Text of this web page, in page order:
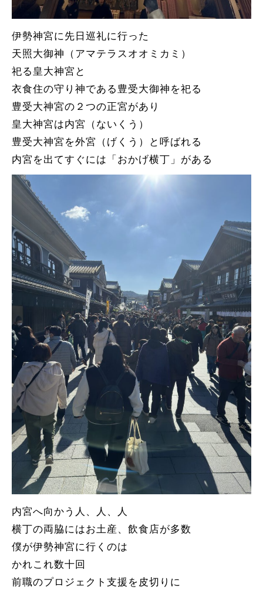
伊勢神宮に先日巡礼に行った
天照大御神（アマテラスオオミカミ）
祀る皇大神宮と
衣食住の守り神である豊受大御神を祀る
豊受大神宮の２つの正宮があり
皇大神宮は内宮（ないくう）
豊受大神宮を外宮（げくう）と呼ばれる
内宮を出てすぐには「おかげ横丁」がある
内宮へ向かう人、人、人
横丁の両脇にはお土産、飲食店が多数
僕が伊勢神宮に行くのは
かれこれ数十回
前職のプロジェクト支援を皮切りに